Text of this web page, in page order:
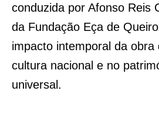
conduzida por Afonso Reis
da Fundação Eça de
impacto intemporal da obra
cultura nacional e no
universal.